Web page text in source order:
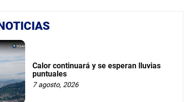
Calor continuará y se esperan lluvias
puntuales
7 agosto, 2026